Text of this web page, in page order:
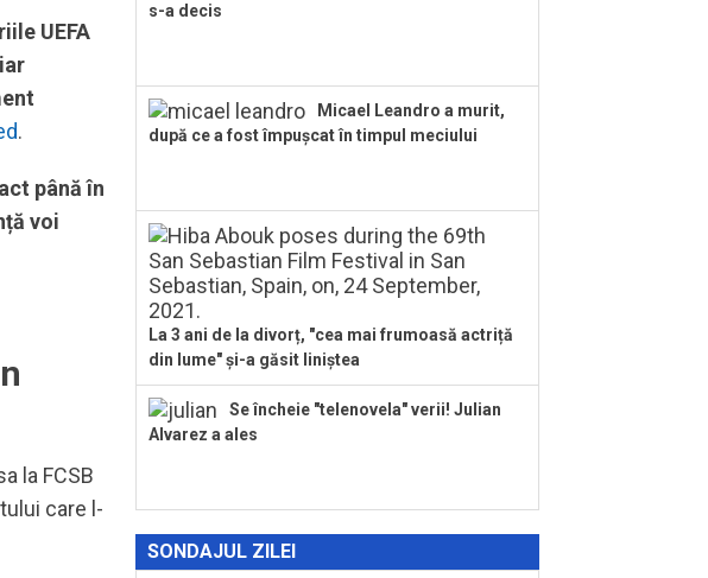
UEFA
.
până în
voi
la FCSB
care l-
s-a decis
Micael Leandro a murit,
după ce a fost împușcat în timpul meciului
La 3 ani de la divorț, "cea mai frumoasă actriță
din lume" și-a găsit liniștea
Se încheie "telenovela" verii! Julian
Alvarez a ales
SONDAJUL ZILEI